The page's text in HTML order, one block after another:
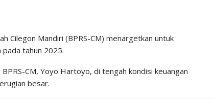
Cilegon Mandiri (BPRS-CM) menargetkan untuk
tahun 2025.
CM, Yoyo Hartoyo, di tengah kondisi keuangan
besar.